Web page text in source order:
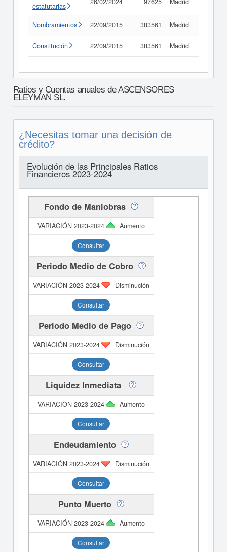
estatutarias
Nombramientos 22/09/2015 383561 Madrid
Constitución 22/09/2015 383561 Madrid
Ratios y Cuentas anuales de ASCENSORES
ELEYMAN SL.
¿Necesitas tomar una decisión de
crédito?
Evolución de las Principales Ratios
Financieros 2023-2024
Fondo de Maniobras
Aumento
Consultar
Periodo Medio de Cobro
Disminución
Consultar
Periodo Medio de Pago
Disminución
Consultar
Liquidez Inmediata
Aumento
Consultar
Endeudamiento
Disminución
Consultar
Punto Muerto
Aumento
Consultar